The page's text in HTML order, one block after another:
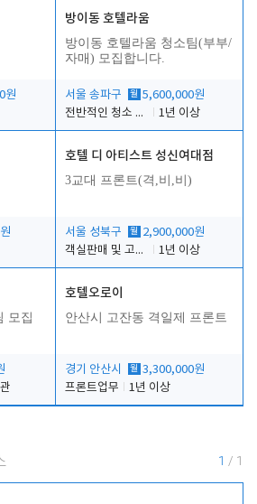
원
방이동 호텔라움
방이동 호텔라움 청소팀(부부/
자매) 모집합니다.
서울 송파구 월 5,600,000원
전반적인 청소 업무(객실청소.객실정리)
1년 이상
호텔 디 아티스트 성신여대점
3교대 프론트(격,비,비)
서울 성북구 월 2,900,000원
객실판매 및 고객응대
1년 이상
모집
호텔오로이
안산시 고잔동 격일제 프론트
경기 안산시 월 3,300,000원
프론트업무
1년 이상
1 / 1